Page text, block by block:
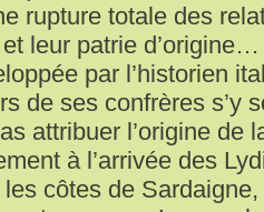
rupture totale des
leur patrie
par l’historien
de ses confrères s’y
attribuer l’origine de
à l’arrivée des
côtes de Sardaigne,